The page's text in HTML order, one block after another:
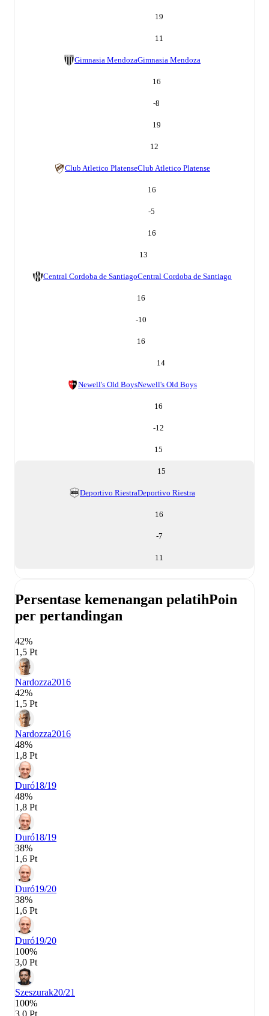
19
11
Gimnasia MendozaGimnasia Mendoza
16
-8
19
12
Club Atletico PlatenseClub Atletico Platense
16
-5
16
13
Central Cordoba de SantiagoCentral Cordoba de Santiago
16
-10
16
14
Newell's Old BoysNewell's Old Boys
16
-12
15
15
Deportivo RiestraDeportivo Riestra
16
-7
11
Persentase kemenangan pelatihPoin
per pertandingan
42%
1,5 Pt
Nardozza2016
42%
1,5 Pt
Nardozza2016
48%
1,8 Pt
Duró18/19
48%
1,8 Pt
Duró18/19
38%
1,6 Pt
Duró19/20
38%
1,6 Pt
Duró19/20
100%
3,0 Pt
Szeszurak20/21
100%
3,0 Pt